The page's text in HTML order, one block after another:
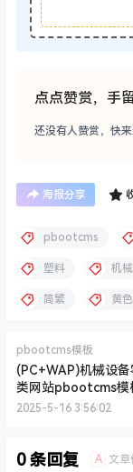
点点赞赏，手
还没有人赞赏，快
海报分享
pbootcms
塑料 机械
简繁 黄色
pbootcms模板
(PC+WAP)机械设备
类网站pbootcms模
械网站源码下载
2025-5-16 3:56:02
0 条回复 A 文章